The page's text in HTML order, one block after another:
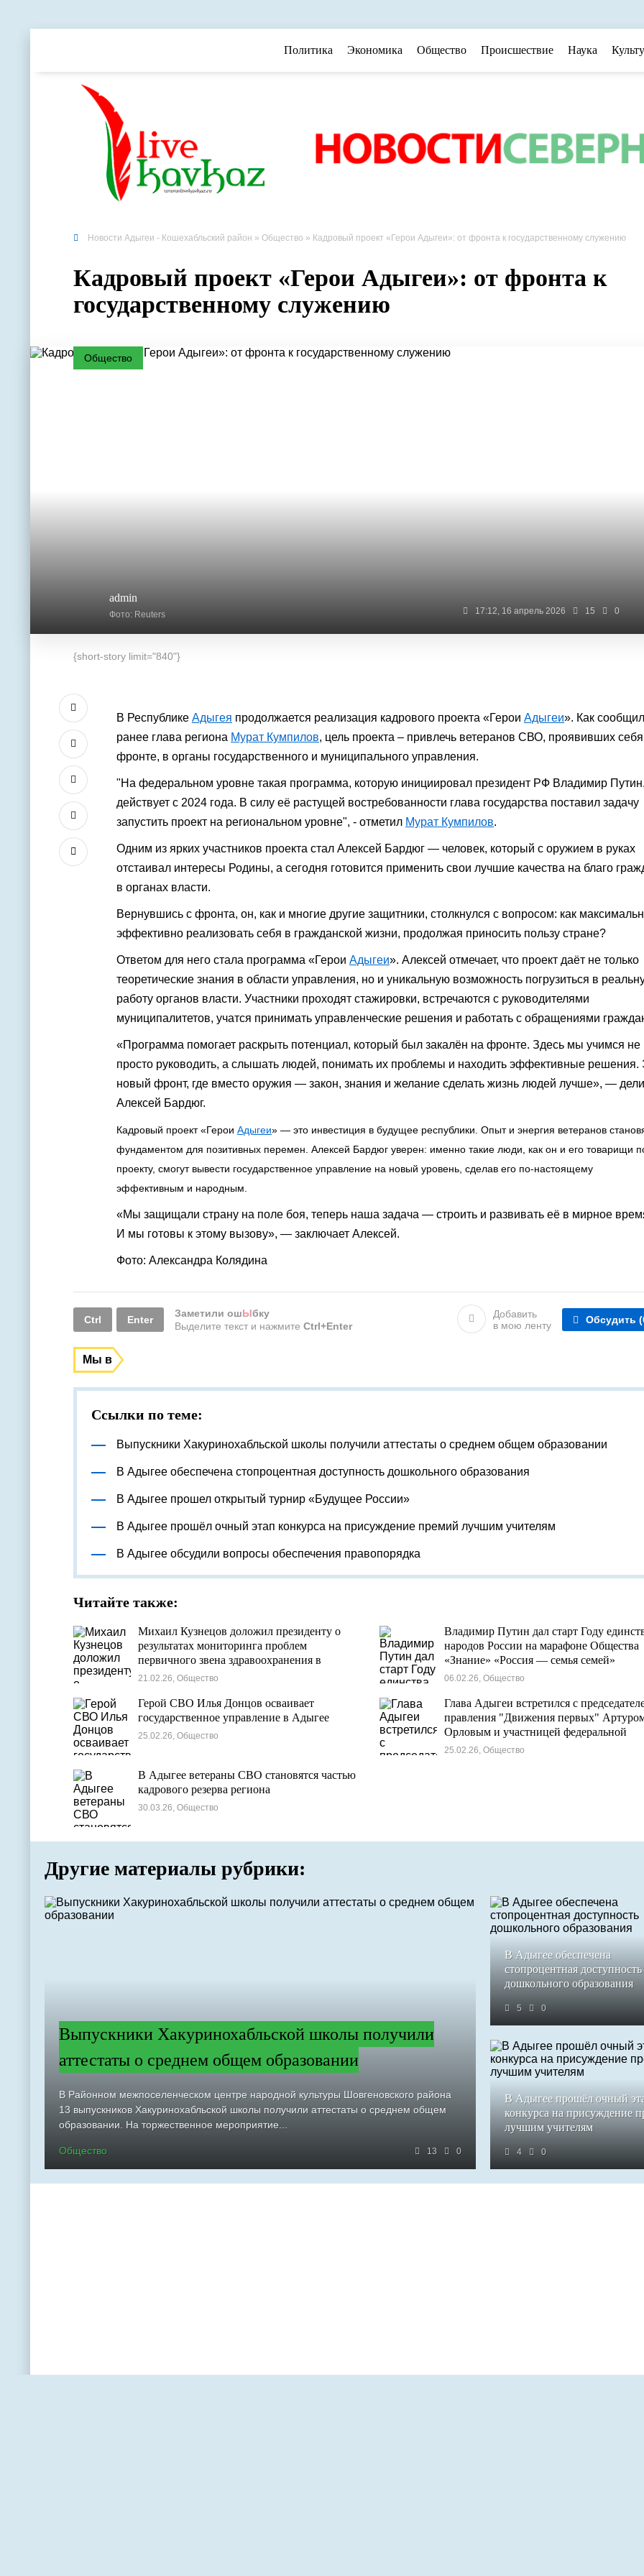
Политика Экономика Общество Происшествие Наука
Новости Адыгеи - Кошехабльский район » Общество » Кадровый проект «Герои Адыгеи»: от фронта к государственному служению
Кадровый проект «Герои Адыгеи»: от фронта к
государственному служению
Общество
admin
Фото: Reuters 17:12, 16 апрель 2026 15 0
{short-story limit="840"}
В Республике Адыгея продолжается реализация кадрового проекта «Герои Адыгеи». Как сообщил
ранее глава региона Мурат Кумпилов, цель проекта – привлечь ветеранов СВО, проявивших
фронте, в органы государственного и муниципального управления.
"На федеральном уровне такая программа, которую инициировал президент РФ Владимир
действует с 2024 года. В силу её растущей востребованности глава государства поставил задачу
запустить проект на региональном уровне", - отметил Мурат Кумпилов.
Одним из ярких участников проекта стал Алексей Бардюг — человек, который с оружием в руках
отстаивал интересы Родины, а сегодня готовится применить свои лучшие качества на благо
в органах власти.
Вернувшись с фронта, он, как и многие другие защитники, столкнулся с вопросом: как
эффективно реализовать себя в гражданской жизни, продолжая приносить пользу стране?
Ответом для него стала программа «Герои Адыгеи». Алексей отмечает, что проект даёт не только
теоретические знания в области управления, но и уникальную возможность погрузиться в
работу органов власти. Участники проходят стажировки, встречаются с руководителями
муниципалитетов, учатся принимать управленческие решения и работать с обращениями
«Программа помогает раскрыть потенциал, который был закалён на фронте. Здесь мы учимся не
просто руководить, а слышать людей, понимать их проблемы и находить эффективные решения.
новый фронт, где вместо оружия — закон, знания и желание сделать жизнь людей лучше», —
Алексей Бардюг.
Кадровый проект «Герои Адыгеи» — это инвестиция в будущее республики. Опыт и энергия ветеранов
фундаментом для позитивных перемен. Алексей Бардюг уверен: именно такие люди, как он и его товарищи
проекту, смогут вывести государственное управление на новый уровень, сделав его по-настоящему
эффективным и народным.
«Мы защищали страну на поле боя, теперь наша задача — строить и развивать её в мирное
И мы готовы к этому вызову», — заключает Алексей.
Фото: Александра Колядина
Ctrl Enter
Заметили ошЫбку
Выделите текст и нажмите Ctrl+Enter
Добавить
в мою ленту
Обсудить
Мы в
Ссылки по теме:
Выпускники Хакуринохабльской школы получили аттестаты о среднем общем образовании
В Адыгее обеспечена стопроцентная доступность дошкольного образования
В Адыгее прошел открытый турнир «Будущее России»
В Адыгее прошёл очный этап конкурса на присуждение премий лучшим учителям
В Адыгее обсудили вопросы обеспечения правопорядка
Читайте также:
Михаил Кузнецов доложил президенту о
результатах мониторинга проблем
первичного звена здравоохранения в
регионах России
21.02.26, Общество
Владимир Путин дал старт Году
народов России на марафоне Общества
«Знание» «Россия — семья семей»
06.02.26, Общество
Герой СВО Илья Донцов осваивает
государственное управление в Адыгее
25.02.26, Общество
Глава Адыгеи встретился с
правления "Движения первых"
Орловым и участницей федеральной
кадровой программы «Время героев»
25.02.26, Общество
В Адыгее ветераны СВО становятся частью
кадрового резерва региона
30.03.26, Общество
Другие материалы рубрики:
Выпускники Хакуринохабльской школы получили
аттестаты о среднем общем образовании
В Районном межпоселенческом центре народной культуры Шовгеновского района
13 выпускников Хакуринохабльской школы получили аттестаты о среднем общем
образовании. На торжественное мероприятие...
Общество 13 0
В Адыгее обеспечена
стопроцентная доступность
дошкольного образования
5 0
В Адыгее прошёл очный
конкурса на присуждение
лучшим учителям
4 0